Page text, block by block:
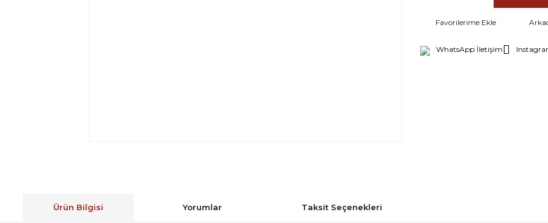
WhatsApp İletişim
Ürün Bilgisi Yorumlar Taksit Seçenekleri